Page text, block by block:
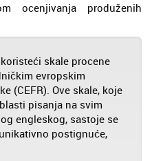
ocenjivanja produženih
skale procene
evropskim
(CEFR). Ove skale, koje
pisanja na svim
engleskog, sastoje se
postignuće,